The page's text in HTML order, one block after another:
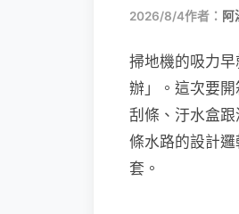
2026/8/4作者： 阿
掃地機的吸力
辦」。這次要
刮條、汙水盒
條水路的設計
套。